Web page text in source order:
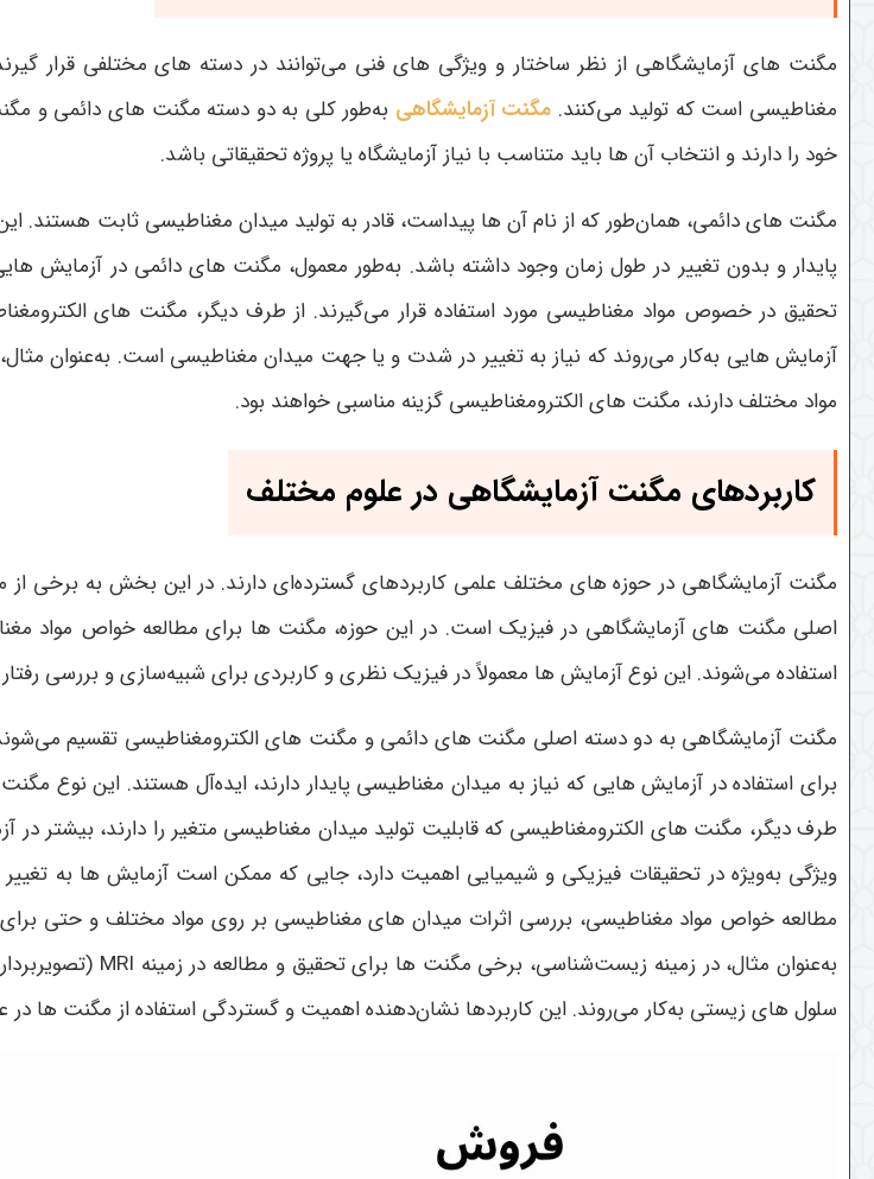
مگنت های آزمایشگاهی از نظر ساختار و ویژگی های فنی می‌توانند در دسته های مختلفی قرار
مغناطیسی است که تولید می‌کنند. مگنت آزمایشگاهی به‌طور کلی به دو دسته مگنت های دائمی و
خود را دارند و انتخاب آن ها باید متناسب با نیاز آزمایشگاه یا پروژه تحقیقاتی باشد.
مگنت های دائمی، همان‌طور که از نام آن ها پیداست، قادر به تولید میدان مغناطیسی ثابت هستند.
پایدار و بدون تغییر در طول زمان وجود داشته باشد. به‌طور معمول، مگنت های دائمی در آزمایش
تحقیق در خصوص مواد مغناطیسی مورد استفاده قرار می‌گیرند. از طرف دیگر، مگنت های
آزمایش هایی به‌کار می‌روند که نیاز به تغییر در شدت و یا جهت میدان مغناطیسی است. به‌عنوان
مواد مختلف دارند، مگنت های الکترومغناطیسی گزینه مناسبی خواهند بود.
کاربردهای مگنت آزمایشگاهی در علوم مختلف
مگنت آزمایشگاهی در حوزه های مختلف علمی کاربردهای گسترده‌ای دارند. در این بخش به برخی از
اصلی مگنت های آزمایشگاهی در فیزیک است. در این حوزه، مگنت ها برای مطالعه خواص مواد
استفاده می‌شوند. این نوع آزمایش ها معمولاً در فیزیک نظری و کاربردی برای شبیه‌سازی و بررسی
مگنت آزمایشگاهی به دو دسته اصلی مگنت های دائمی و مگنت های الکترومغناطیسی تقسیم
برای استفاده در آزمایش هایی که نیاز به میدان مغناطیسی پایدار دارند، ایده‌آل هستند. این نوع
طرف دیگر، مگنت های الکترومغناطیسی که قابلیت تولید میدان مغناطیسی متغیر را دارند، بیشتر در
ویژگی به‌ویژه در تحقیقات فیزیکی و شیمیایی اهمیت دارد، جایی که ممکن است آزمایش ها به
مطالعه خواص مواد مغناطیسی، بررسی اثرات میدان های مغناطیسی بر روی مواد مختلف و حتی
به‌عنوان مثال، در زمینه زیست‌شناسی، برخی مگنت ها برای تحقیق و مطالعه در زمینه
سلول های زیستی به‌کار می‌روند. این کاربردها نشان‌دهنده اهمیت و گستردگی استفاده از مگنت ها